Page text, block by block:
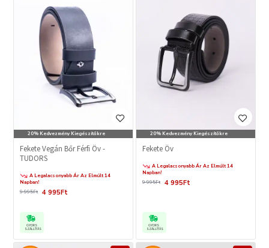
20% Kedvezmény Kiegészítőkre
Fekete Vegán Bőr Férfi Öv -
TUDORS
A Legalacsonyabb Ár Az Elmúlt 14
Napban!
4 995Ft
9 995Ft
GYORS
SZÁLLÍTÁS
20% Kedvezmény Kiegészítőkre
Fekete Öv
A Legalacsonyabb Ár Az Elmúlt 14
Napban!
4 995Ft
9 995Ft
GYORS
SZÁLLÍTÁS